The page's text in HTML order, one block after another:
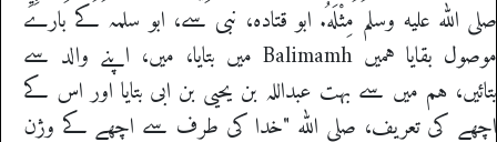
صلى الله عليه وسلم مِثْلَهُ‏.‏ ابو قتادہ، نبی سے، ابو سلمہ کے بارے
میں بتایا، میں، اپنے والد سے Balimamh موصول بقایا ہمیں
بتائیں، ہم میں سے بہت عبداللہ بن یحیی بن ابی بتایا اور اس کے
اچھے کی تعریف، صلی اللہ "خدا کی طرف سے اچھے کے وژن